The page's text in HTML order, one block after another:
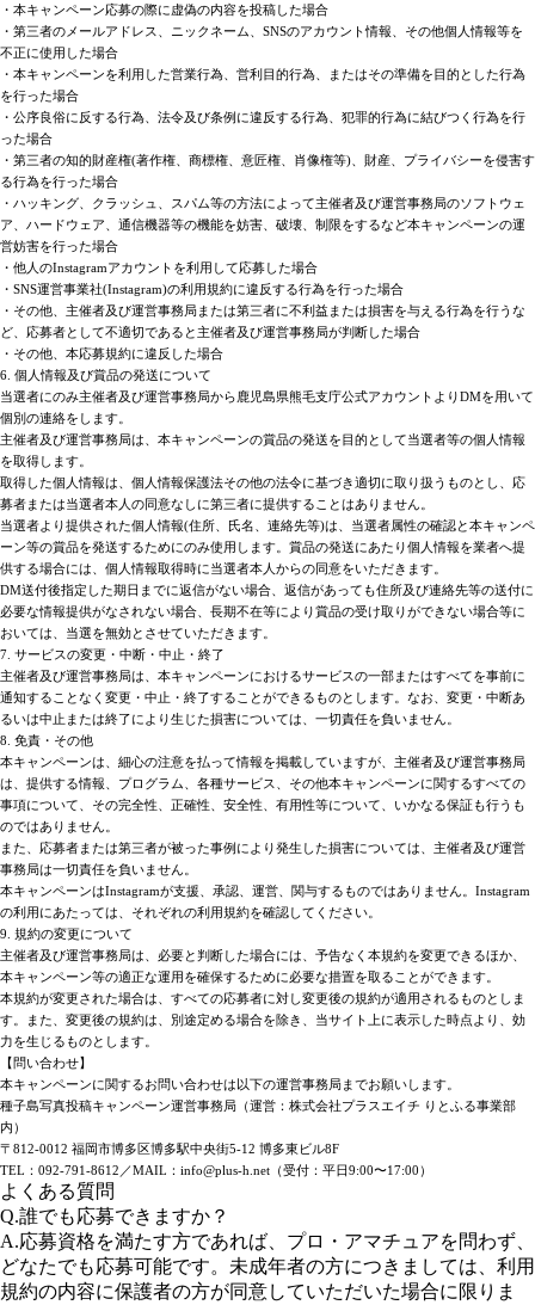
・本キャンペーン応募の際に虚偽の内容を投稿した場合
・第三者のメールアドレス、ニックネーム、SNSのアカウント情報、その他個人情報等を
不正に使用した場合
・本キャンペーンを利用した営業行為、営利目的行為、またはその準備を目的とした行為
を行った場合
・公序良俗に反する行為、法令及び条例に違反する行為、犯罪的行為に結びつく行為を行
った場合
・第三者の知的財産権(著作権、商標権、意匠権、肖像権等)、財産、プライバシーを侵害す
る行為を行った場合
・ハッキング、クラッシュ、スパム等の方法によって主催者及び運営事務局のソフトウェ
ア、ハードウェア、通信機器等の機能を妨害、破壊、制限をするなど本キャンペーンの運
営妨害を行った場合
・他人のInstagramアカウントを利用して応募した場合
・SNS運営事業社(Instagram)の利用規約に違反する行為を行った場合
・その他、主催者及び運営事務局または第三者に不利益または損害を与える行為を行うな
ど、応募者として不適切であると主催者及び運営事務局が判断した場合
・その他、本応募規約に違反した場合
6. 個人情報及び賞品の発送について
当選者にのみ主催者及び運営事務局から鹿児島県熊毛支庁公式アカウントよりDMを用いて
個別の連絡をします。
主催者及び運営事務局は、本キャンペーンの賞品の発送を目的として当選者等の個人情報
を取得します。
取得した個人情報は、個人情報保護法その他の法令に基づき適切に取り扱うものとし、応
募者または当選者本人の同意なしに第三者に提供することはありません。
当選者より提供された個人情報(住所、氏名、連絡先等)は、当選者属性の確認と本キャンペ
ーン等の賞品を発送するためにのみ使用します。賞品の発送にあたり個人情報を業者へ提
供する場合には、個人情報取得時に当選者本人からの同意をいただきます。
DM送付後指定した期日までに返信がない場合、返信があっても住所及び連絡先等の送付に
必要な情報提供がなされない場合、長期不在等により賞品の受け取りができない場合等に
おいては、当選を無効とさせていただきます。
7. サービスの変更・中断・中止・終了
主催者及び運営事務局は、本キャンペーンにおけるサービスの一部またはすべてを事前に
通知することなく変更・中止・終了することができるものとします。なお、変更・中断あ
るいは中止または終了により生じた損害については、一切責任を負いません。
8. 免責・その他
本キャンペーンは、細心の注意を払って情報を掲載していますが、主催者及び運営事務局
は、提供する情報、プログラム、各種サービス、その他本キャンペーンに関するすべての
事項について、その完全性、正確性、安全性、有用性等について、いかなる保証も行うも
のではありません。
また、応募者または第三者が被った事例により発生した損害については、主催者及び運営
事務局は一切責任を負いません。
本キャンペーンはInstagramが支援、承認、運営、関与するものではありません。Instagram
の利用にあたっては、それぞれの利用規約を確認してください。
9. 規約の変更について
主催者及び運営事務局は、必要と判断した場合には、予告なく本規約を変更できるほか、
本キャンペーン等の適正な運用を確保するために必要な措置を取ることができます。
本規約が変更された場合は、すべての応募者に対し変更後の規約が適用されるものとしま
す。また、変更後の規約は、別途定める場合を除き、当サイト上に表示した時点より、効
力を生じるものとします。
【問い合わせ】
本キャンペーンに関するお問い合わせは以下の運営事務局までお願いします。
種子島写真投稿キャンペーン運営事務局（運営：株式会社プラスエイチ りとふる事業部
内）
〒812-0012 福岡市博多区博多駅中央街5-12 博多東ビル8F
TEL：092-791-8612／MAIL：info@plus-h.net（受付：平日9:00〜17:00）
よくある質問
Q.誰でも応募できますか？
A.応募資格を満たす方であれば、プロ・アマチュアを問わず、
どなたでも応募可能です。未成年者の方につきましては、利用
規約の内容に保護者の方が同意していただいた場合に限りま